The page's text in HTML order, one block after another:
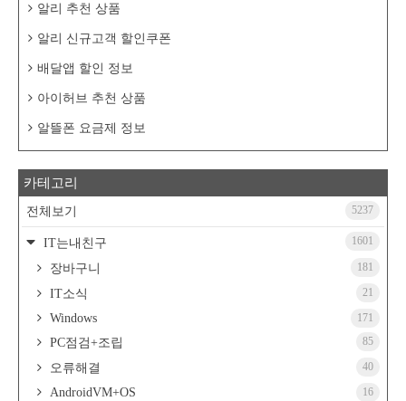
알리 추천 상품
알리 신규고객 할인쿠폰
배달앱 할인 정보
아이허브 추천 상품
알뜰폰 요금제 정보
카테고리
전체보기 5237
IT는내친구 1601
장바구니 181
IT소식 21
Windows 171
PC점검+조립 85
오류해결 40
AndroidVM+OS 16